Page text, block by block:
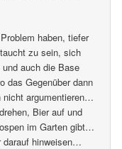
haben, tiefer
zu sein, sich
auch die Base
das Gegenüber dann
argumentieren…
Bier auf und
im Garten gibt…
darauf hinweisen…